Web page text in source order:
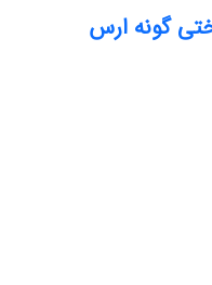
گونه ارس